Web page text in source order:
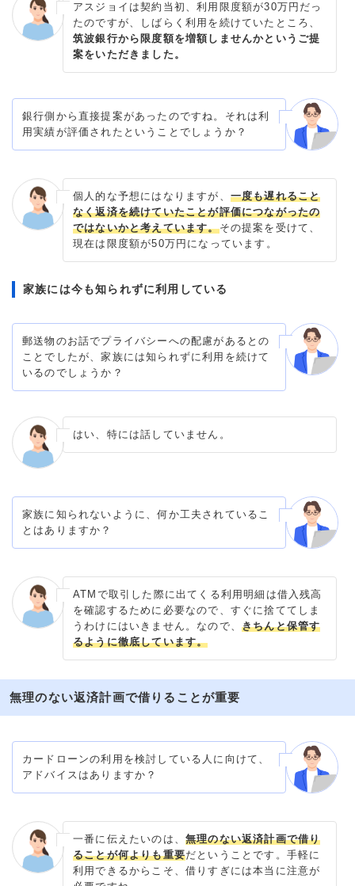
アスジョイは契約当初、利用限度額が30万円だっ
たのですが、しばらく利用を続けていたところ、
筑波銀行から限度額を増額しませんかというご提
案をいただきました。
銀行側から直接提案があったのですね。それは利
用実績が評価されたということでしょうか？
個人的な予想にはなりますが、 一度も遅れること
なく返済を続けていたことが評価につながったの
ではないかと考えています。その提案を受けて、
現在は限度額が50万円になっています。
家族には今も知られずに利用している
郵送物のお話でプライバシーへの配慮があるとの
ことでしたが、家族には知られずに利用を続けて
いるのでしょうか？
はい、特には話していません。
家族に知られないように、何か工夫されているこ
とはありますか？
ATMで取引した際に出てくる利用明細は借入残高
を確認するために必要なので、すぐに捨ててしま
うわけにはいきません。なので、 きちんと保管す
るように徹底しています。
無理のない返済計画で借りることが重要
カードローンの利用を検討している人に向けて、
アドバイスはありますか？
一番に伝えたいのは、 無理のない返済計画で借り
ることが何よりも重要だということです。手軽に
利用できるからこそ、借りすぎには本当に注意が